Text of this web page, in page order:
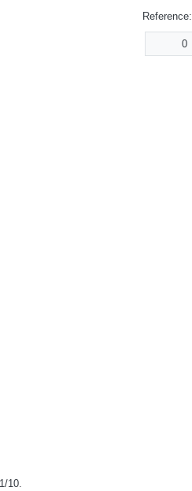
Reference:
10.